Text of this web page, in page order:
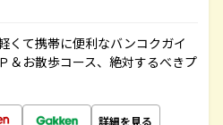
くて携帯に便利なバンコクガイ
＆お散歩コース、絶対するべきプ
詳細を見る